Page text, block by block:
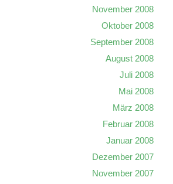
November 2008
Oktober 2008
September 2008
August 2008
Juli 2008
Mai 2008
März 2008
Februar 2008
Januar 2008
Dezember 2007
November 2007